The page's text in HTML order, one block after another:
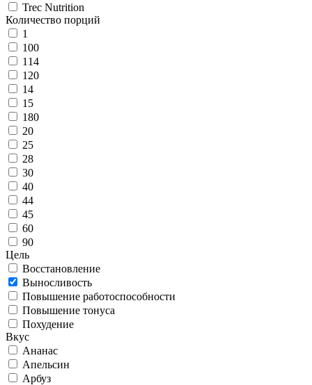
Trec Nutrition
Количество порций
1
100
114
120
14
15
180
20
25
28
30
40
44
45
60
90
Цель
Восстановление
Выносливость
Повышение работоспособности
Повышение тонуса
Похудение
Вкус
Ананас
Апельсин
Арбуз